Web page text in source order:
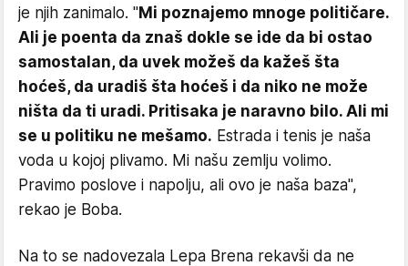
je njih zanimalo. "Mi poznajemo mnoge političare.
Ali je poenta da znaš dokle se ide da bi ostao
samostalan, da uvek možeš da kažeš šta
hoćeš, da uradiš šta hoćeš i da niko ne može
ništa da ti uradi. Pritisaka je naravno bilo. Ali mi
se u politiku ne mešamo. Estrada i tenis je naša
voda u kojoj plivamo. Mi našu zemlju volimo.
Pravimo poslove i napolju, ali ovo je naša baza",
rekao je Boba.
Na to se nadovezala Lepa Brena rekavši da ne